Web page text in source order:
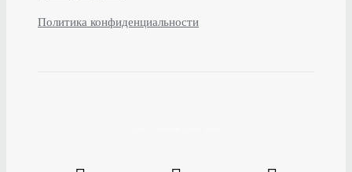
Политика конфиденциальности